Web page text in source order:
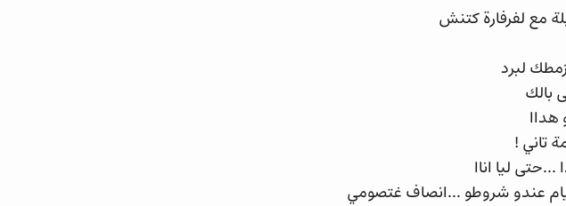
مع لفرفارة كتنش
لبرد
بالك
هداا
تاني !
ليا اناا
عندو شروطو ...انصاف غتصومي